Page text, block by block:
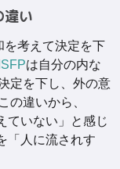
違い
を考えて決定を下
ISFPは自分の内な
定を下し、外の意
の違いから、
ていない」と感じ
「人に流されす